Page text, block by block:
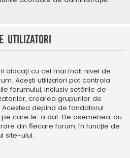
utilizatori
alocați cu cel mai înalt nivel de
Acești utilizatori pot controla
forumului, inclusiv setările de
crearea grupurilor de
depind de fondatorul
care le-a dat. De asemenea, au
din fiecare forum, în funcție de
site-ului.